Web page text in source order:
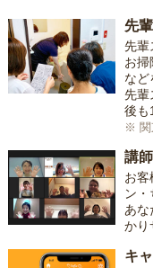
先
先輩
お掃
など
先輩
後も
※ 関
講
お客
ン
あな
かり
キ